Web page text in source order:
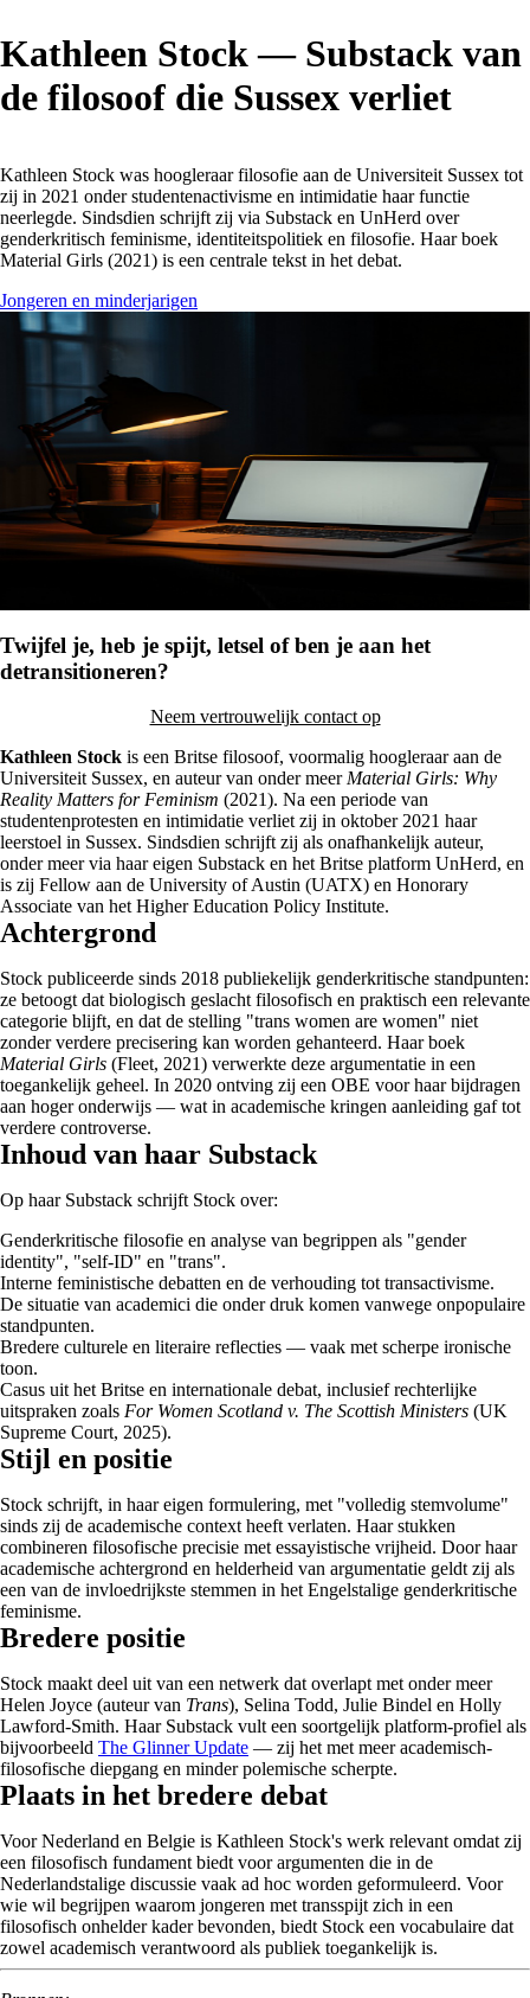
Kathleen Stock — Substack van
de filosoof die Sussex verliet
Kathleen Stock was hoogleraar filosofie aan de Universiteit Sussex tot
zij in 2021 onder studentenactivisme en intimidatie haar functie
neerlegde. Sindsdien schrijft zij via Substack en UnHerd over
genderkritisch feminisme, identiteitspolitiek en filosofie. Haar boek
Material Girls (2021) is een centrale tekst in het debat.
Jongeren en minderjarigen
Twijfel je, heb je spijt, letsel of ben je aan het
detransitioneren?
Neem vertrouwelijk contact op
Kathleen Stock is een Britse filosoof, voormalig hoogleraar aan de
Universiteit Sussex, en auteur van onder meer Material Girls: Why
Reality Matters for Feminism (2021). Na een periode van
studentenprotesten en intimidatie verliet zij in oktober 2021 haar
leerstoel in Sussex. Sindsdien schrijft zij als onafhankelijk auteur,
onder meer via haar eigen Substack en het Britse platform UnHerd, en
is zij Fellow aan de University of Austin (UATX) en Honorary
Associate van het Higher Education Policy Institute.
Achtergrond
Stock publiceerde sinds 2018 publiekelijk genderkritische standpunten:
ze betoogt dat biologisch geslacht filosofisch en praktisch een relevante
categorie blijft, en dat de stelling "trans women are women" niet
zonder verdere precisering kan worden gehanteerd. Haar boek
Material Girls (Fleet, 2021) verwerkte deze argumentatie in een
toegankelijk geheel. In 2020 ontving zij een OBE voor haar bijdragen
aan hoger onderwijs — wat in academische kringen aanleiding gaf tot
verdere controverse.
Inhoud van haar Substack
Op haar Substack schrijft Stock over:
Genderkritische filosofie en analyse van begrippen als "gender
identity", "self-ID" en "trans".
Interne feministische debatten en de verhouding tot transactivisme.
De situatie van academici die onder druk komen vanwege onpopulaire
standpunten.
Bredere culturele en literaire reflecties — vaak met scherpe ironische
toon.
Casus uit het Britse en internationale debat, inclusief rechterlijke
uitspraken zoals For Women Scotland v. The Scottish Ministers (UK
Supreme Court, 2025).
Stijl en positie
Stock schrijft, in haar eigen formulering, met "volledig stemvolume"
sinds zij de academische context heeft verlaten. Haar stukken
combineren filosofische precisie met essayistische vrijheid. Door haar
academische achtergrond en helderheid van argumentatie geldt zij als
een van de invloedrijkste stemmen in het Engelstalige genderkritische
feminisme.
Bredere positie
Stock maakt deel uit van een netwerk dat overlapt met onder meer
Helen Joyce (auteur van Trans), Selina Todd, Julie Bindel en Holly
Lawford-Smith. Haar Substack vult een soortgelijk platform-profiel als
bijvoorbeeld The Glinner Update — zij het met meer academisch-
filosofische diepgang en minder polemische scherpte.
Plaats in het bredere debat
Voor Nederland en Belgie is Kathleen Stock's werk relevant omdat zij
een filosofisch fundament biedt voor argumenten die in de
Nederlandstalige discussie vaak ad hoc worden geformuleerd. Voor
wie wil begrijpen waarom jongeren met transspijt zich in een
filosofisch onhelder kader bevonden, biedt Stock een vocabulaire dat
zowel academisch verantwoord als publiek toegankelijk is.